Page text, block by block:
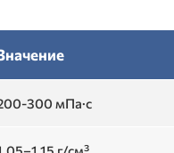
300 мПа·с